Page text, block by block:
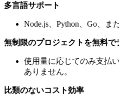
多言語サポート
Node.js、Python、Go、ま
無制限のプロジェクトを無料で
使用量に応じてのみ支払
ありません。
比類のないコスト効率